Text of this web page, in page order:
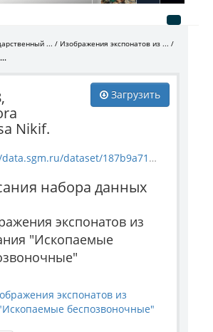
...
Изображения экспонатов из ...
Загрузить
Nikif.
4c85-43ec-99fe-080bdf792007/resource/c2ecd458-c653-460c-99de-d9b76b60de80/download/invertebrate_9418.jpg
набора данных
экспонатов из
"Ископаемые
экспонатов из
беспозвоночные"